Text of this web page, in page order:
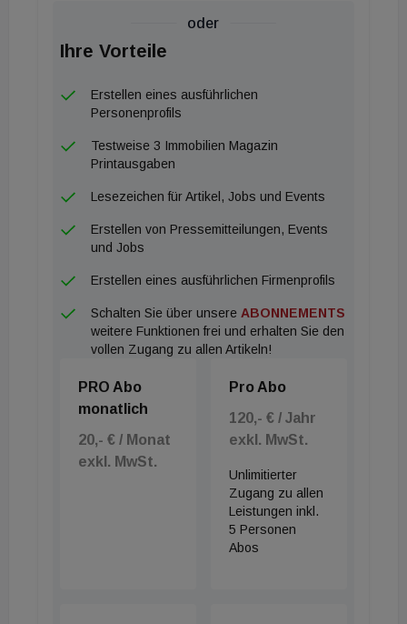
oder
Ihre Vorteile
Erstellen eines ausführlichen
Personenprofils
Testweise 3 Immobilien Magazin
Printausgaben
Lesezeichen für Artikel, Jobs und Events
Erstellen von Pressemitteilungen, Events
und Jobs
Erstellen eines ausführlichen Firmenprofils
Schalten Sie über unsere ABONNEMENTS
weitere Funktionen frei und erhalten Sie den
vollen Zugang zu allen Artikeln!
PRO Abo
monatlich
20,- € / Monat
exkl. MwSt.
Pro Abo
120,- € / Jahr
exkl. MwSt.
Unlimitierter
Zugang zu allen
Leistungen inkl.
5 Personen
Abos